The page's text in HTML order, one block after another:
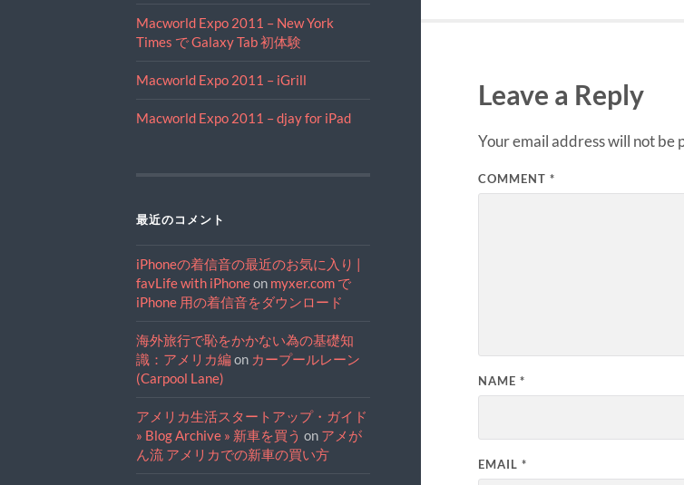
Macworld Expo 2011 – New York
Times で Galaxy Tab 初体験
Macworld Expo 2011 – iGrill
Macworld Expo 2011 – djay for iPad
最近のコメント
iPhoneの着信音の最近のお気に入り |
favLife with iPhoneon myxer.com で
iPhone 用の着信音をダウンロード
海外旅行で恥をかかない為の基礎知
識：アメリカ編on カープールレーン
(Carpool Lane)
アメリカ生活スタートアップ・ガイド
» Blog Archive » 新車を買う on アメが
ん流 アメリカでの新車の買い方
Leave a Reply
Your email address will not be
COMMENT *
NAME *
EMAIL *